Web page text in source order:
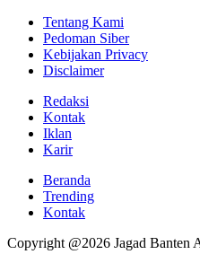
Tentang Kami
Pedoman Siber
Kebijakan Privacy
Disclaimer
Redaksi
Kontak
Iklan
Karir
Beranda
Trending
Kontak
Copyright @2026 Jagad Banten